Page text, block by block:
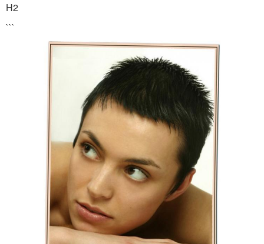
H2
```